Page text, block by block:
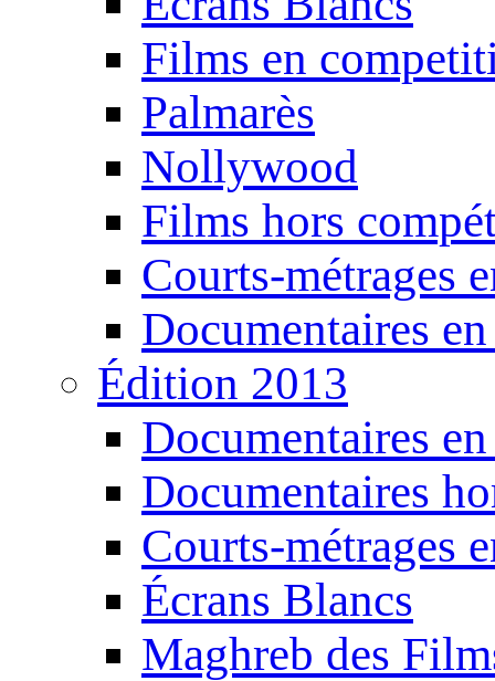
Films en
Palmarès
Nollywood
Films hors
Courts-métrages
Documentaires
Édition 2013
Documentaires
Documentaires
Courts-métrages
Écrans Blancs
Maghreb des